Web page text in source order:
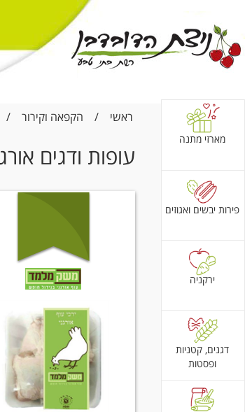
ראשי / הקפאה וקירור /
מארזי מתנה
פירות יבשים ואגוזים
ירקניה
דגנים, קטניות
ופסטות
עופות ודגים